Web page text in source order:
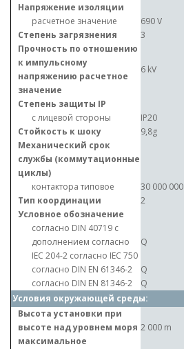
Напряжение изоляции
расчетное значение
690 V
Степень загрязнения
3
Прочность по отношению
к импульсному
напряжению расчетное
значение
6 kV
Степень защиты IP
с лицевой стороны
IP20
Стойкость к шоку
9,8g
Механический срок
службы (коммутационные
циклы)
контактора типовое
30 000 000
Тип координации
2
Условное обозначение
согласно DIN 40719 с
дополнением согласно
IEC 204-2 согласно IEC 750
Q
согласно DIN EN 61346-2
Q
согласно DIN EN 81346-2
Q
Условия окружающей среды:
Высота установки при
высоте над уровнем моря
максимальное
2 000 m